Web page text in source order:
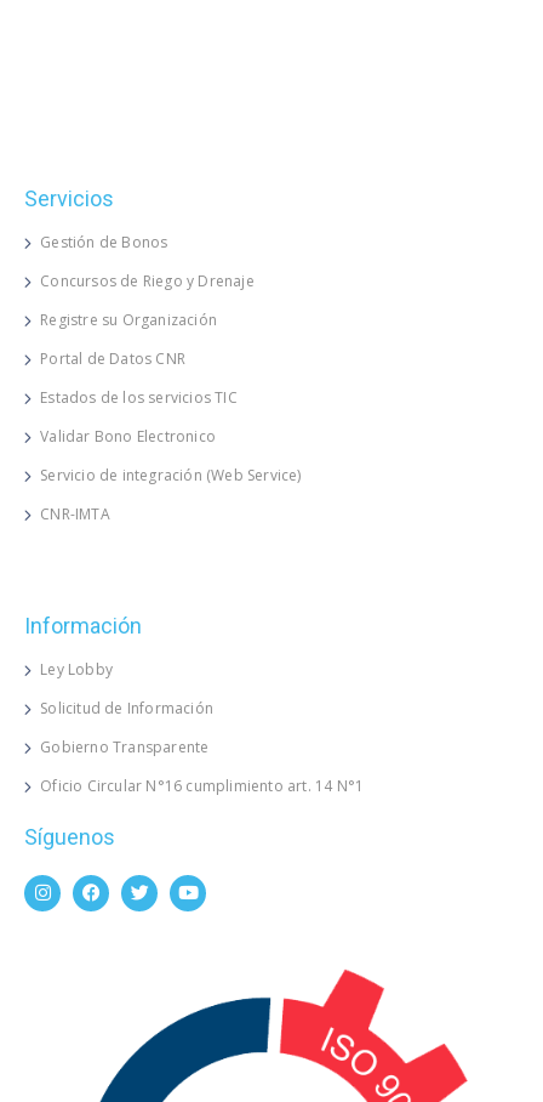
Servicios
Gestión de Bonos
Concursos de Riego y Drenaje
Registre su Organización
Portal de Datos CNR
Estados de los servicios TIC
Validar Bono Electronico
Servicio de integración (Web Service)
CNR-IMTA
Información
Ley Lobby
Solicitud de Información
Gobierno Transparente
Oficio Circular N°16 cumplimiento art. 14 N°1
Síguenos